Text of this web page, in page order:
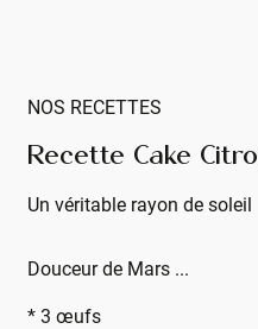
NOS RECETTES
Recette Cake
Un véritable rayon de soleil
Douceur de Mars ...
* 3 œufs